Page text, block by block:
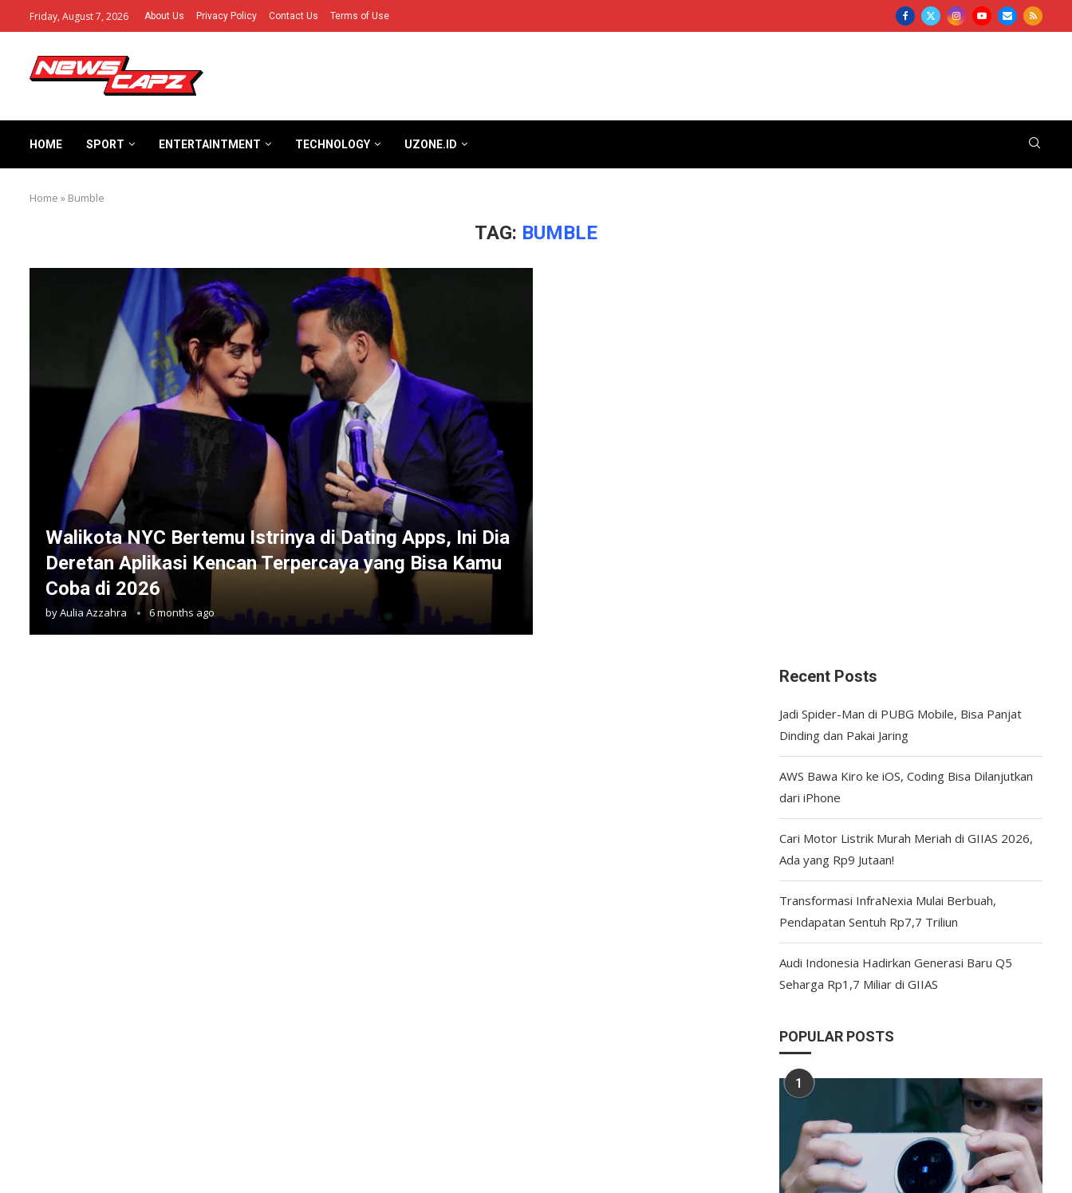
Friday, August 7, 2026 About Us Privacy Policy Contact Us Terms of Use
HOME SPORT ENTERTAINTMENT TECHNOLOGY UZONE.ID
Home » Bumble
TAG: BUMBLE
Walikota NYC Bertemu Istrinya di Dating Apps, Ini Dia
Deretan Aplikasi Kencan Terpercaya yang Bisa Kamu
Coba di 2026
byAulia Azzahra 6 months ago
Recent Posts
Jadi Spider-Man di PUBG Mobile, Bisa Panjat
Dinding dan Pakai Jaring
AWS Bawa Kiro ke iOS, Coding Bisa Dilanjutkan
dari iPhone
Cari Motor Listrik Murah Meriah di GIIAS 2026,
Ada yang Rp9 Jutaan!
Transformasi InfraNexia Mulai Berbuah,
Pendapatan Sentuh Rp7,7 Triliun
Audi Indonesia Hadirkan Generasi Baru Q5
Seharga Rp1,7 Miliar di GIIAS
POPULAR POSTS
1